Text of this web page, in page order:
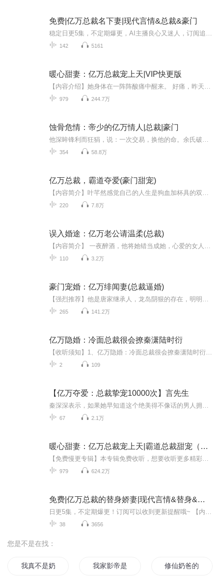
免费|亿万总裁名下妻|现代言情&总裁&豪门
142 5161
暖心甜妻：亿万总裁宠上天|VIP快更版
979 244.7万
蚀骨危情：帝少的亿万情人|总裁|豪门
354 58.8万
亿万总裁，霸道夺爱(豪门甜宠)
220 7.8万
误入婚途：亿万老公请温柔(总裁)
110 3.2万
豪门宠婚：亿万绯闻妻(总裁逼婚)
265 141.2万
亿万隐婚：冷面总裁很会撩秦潇陆时衍
2 109
【亿万夺爱：总裁挚宠10000次】言先生
67 2.1万
暖心甜妻：亿万总裁宠上天|霸道总裁甜宠（免费版）
979 624.2万
免费|亿万总裁的替身娇妻|现代言情&替身&总裁
38 3656
您是不是在找：
我真不是奶爸 我家影帝是奶爸 修仙奶爸的至强